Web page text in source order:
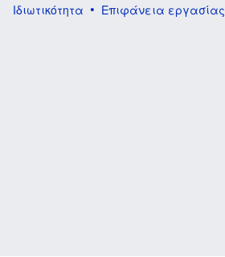
Ιδιωτικότητα
Επιφάνεια εργασίας